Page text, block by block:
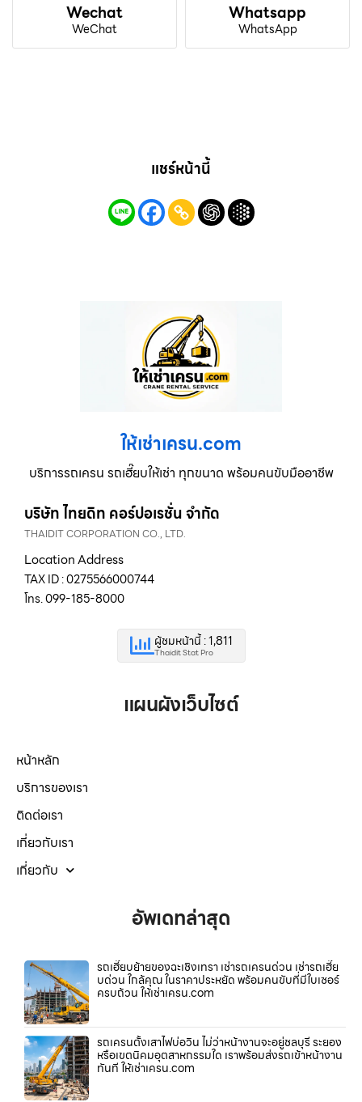
Wechat
WeChat
Whatsapp
WhatsApp
แชร์หน้านี้
ให้เช่าเครน.com
บริการรถเครน รถเฮี๊ยบให้เช่า ทุกขนาด พร้อมคนขับมืออาชีพ
บริษัท ไทยดิท คอร์ปอเรชั่น จำกัด
THAIDIT CORPORATION CO., LTD.
Location Address
TAX ID : 0275566000744
โทร. 099-185-8000
ผู้ชมหน้านี้ : 1,811
Thaidit Stat Pro
แผนผังเว็บไซต์
หน้าหลัก
บริการของเรา
ติดต่อเรา
เกี่ยวกับเรา
เกี่ยวกับ
อัพเดทล่าสุด
รถเฮี๊ยบย้ายของฉะเชิงเทรา เช่ารถเครนด่วน เช่ารถเฮี๊ย
บด่วน ใกล้คุณ ในราคาประหยัด พร้อมคนขับที่มีใบเซอร์
ครบถ้วน ให้เช่าเครน.com
รถเครนตั้งเสาไฟบ่อวิน ไม่ว่าหน้างานจะอยู่ชลบุรี ระยอง
หรือเขตนิคมอุตสาหกรรมใด เราพร้อมส่งรถเข้าหน้างาน
ทันที ให้เช่าเครน.com